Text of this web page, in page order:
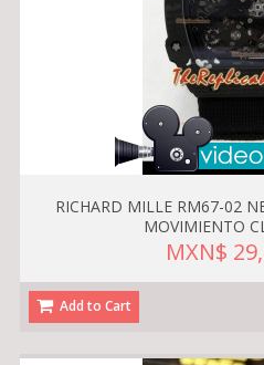
RICHARD MILLE RM67-02
MOVIMIENTO
MXN$
Add to Cart